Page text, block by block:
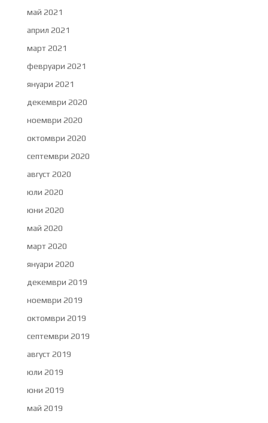
май 2021
април 2021
март 2021
февруари 2021
януари 2021
декември 2020
ноември 2020
октомври 2020
септември 2020
август 2020
юли 2020
юни 2020
май 2020
март 2020
януари 2020
декември 2019
ноември 2019
октомври 2019
септември 2019
август 2019
юли 2019
юни 2019
май 2019